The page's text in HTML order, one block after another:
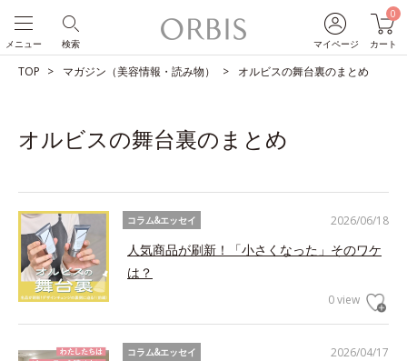
マイページ
0
カート
検索
メニュー
TOP マガジン（美容情報・読み物） オルビスの舞台裏のまとめ
オルビスの舞台裏のまとめ
2026/06/18
コラム&エッセイ
人気商品が刷新！「小さくなった」そのワケ
は？
0 view
2026/04/17
コラム&エッセイ